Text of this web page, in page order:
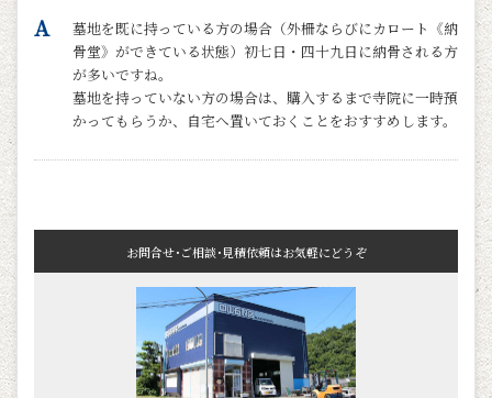
墓地を既に持っている方の場合（外柵ならびにカロート《納
骨堂》ができている状態）初七日・四十九日に納骨される方
が多いですね。
墓地を持っていない方の場合は、購入するまで寺院に一時預
かってもらうか、自宅へ置いておくことをおすすめします。
お問合せ･ご相談･見積依頼はお気軽にどうぞ